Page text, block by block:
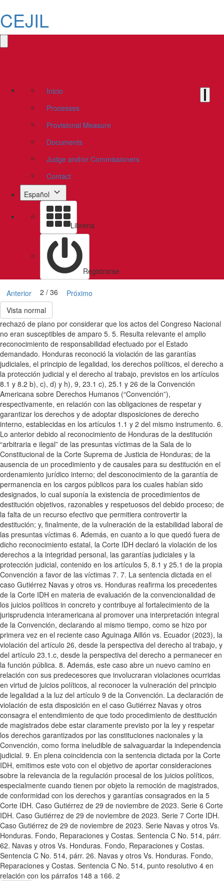
CEJIL
Inicio
Processes
Provisional Measure
Documents
Judge and/or Commissioners
Contact
Español
Libreria
Registrarse
Anterior 2 / 36
Próximo
Vista normal
rechazó de plano por considerar que los actos del Congreso Nacional
no eran susceptibles de amparo 5. 5. Resulta relevante el amplio
reconocimiento de responsabilidad efectuado por el Estado
demandado. Honduras reconoció la violación de las garantías
judiciales, el principio de legalidad, los derechos políticos, el derecho a
la protección judicial y el derecho al trabajo, previstos en los artículos
8.1 y 8.2 b), c), d) y h), 9, 23.1 c), 25.1 y 26 de la Convención
Americana sobre Derechos Humanos (“Convención”),
respectivamente, en relación con las obligaciones de respetar y
garantizar los derechos y de adoptar disposiciones de derecho
interno, establecidas en los artículos 1.1 y 2 del mismo instrumento. 6.
Lo anterior debido al reconocimiento de Honduras de la destitución
“arbitraria e ilegal” de las presuntas víctimas de la Sala de lo
Constitucional de la Corte Suprema de Justicia de Honduras; de la
ausencia de un procedimiento y de causales para su destitución en el
ordenamiento jurídico interno; del desconocimiento de la garantía de
permanencia en los cargos públicos para los cuales habían sido
designados, lo cual suponía la existencia de procedimientos de
destitución objetivos, razonables y respetuosos del debido proceso; de
la falta de un recurso efectivo que permitiera controvertir la
destitución; y, finalmente, de la vulneración de la estabilidad laboral de
las presuntas víctimas 6. Además, en cuanto a lo que quedó fuera de
dicho reconocimiento estatal, la Corte IDH declaró la violación de los
derechos a la integridad personal, las garantías judiciales y la
protección judicial, contenido en los artículos 5, 8.1 y 25.1 de la propia
Convención a favor de las víctimas 7. 7. La sentencia dictada en el
caso Gutiérrez Navas y otros vs. Honduras reafirma los precedentes
de la Corte IDH en materia de evaluación de la convencionalidad de
los juicios políticos in concreto y contribuye al fortalecimiento de la
jurisprudencia interamericana al promover una interpretación integral
de la Convención, declarando al mismo tiempo, como se hizo por
primera vez en el reciente caso Aguinaga Aillón vs. Ecuador (2023), la
violación del artículo 26, desde la perspectiva del derecho al trabajo, y
del artículo 23.1.c, desde la perspectiva del derecho a permanecer en
la función pública. 8. Además, este caso abre un nuevo camino en
relación con sus predecesores que involucraran violaciones ocurridas
en virtud de juicios políticos, al reconocer la vulneración del principio
de legalidad a la luz del artículo 9 de la Convención. La declaración de
violación de esta disposición en el caso Gutiérrez Navas y otros
consagra el entendimiento de que todo procedimiento de destitución
de magistrados debe estar claramente previsto por la ley y respetar
los derechos garantizados por las constituciones nacionales y la
Convención, como forma ineludible de salvaguardar la independencia
judicial. 9. En plena coincidencia con la sentencia dictada por la Corte
IDH, emitimos este voto con el objetivo de aportar consideraciones
sobre la relevancia de la regulación procesal de los juicios políticos,
especialmente cuando tienen por objeto la remoción de magistrados,
de conformidad con los derechos y garantías consagrados en la 5
Corte IDH. Caso Gutiérrez de 29 de noviembre de 2023. Serie 6 Corte
IDH. Caso Gutiérrez de 29 de noviembre de 2023. Serie 7 Corte IDH.
Caso Gutiérrez de 29 de noviembre de 2023. Serie Navas y otros Vs.
Honduras. Fondo, Reparaciones y Costas. Sentencia C No. 514, párr.
62. Navas y otros Vs. Honduras. Fondo, Reparaciones y Costas.
Sentencia C No. 514, párr. 26. Navas y otros Vs. Honduras. Fondo,
Reparaciones y Costas. Sentencia C No. 514, punto resolutivo 4 en
relación con los párrafos 148 a 166. 2